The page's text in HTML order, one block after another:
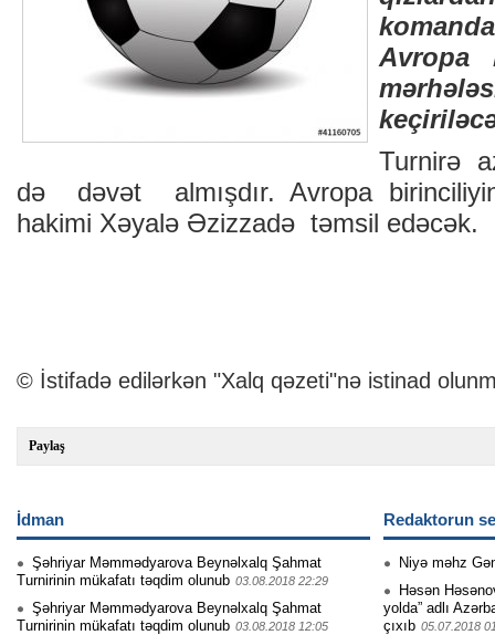
Avropa
Turnirə
də dəvət almışdır. Avropa
hakimi Xəyalə Əzizzadə təmsil edəcək.
© İstifadə edilərkən "Xalq qəzeti"nə istinad
Paylaş
İdman
Şəhriyar Məmmədyarova Beynəlxalq Şahmat
Turnirinin mükafatı təqdim olunub 03.08.2018 22:29
Şəhriyar Məmmədyarova Beynəlxalq Şahmat
Turnirinin mükafatı təqdim olunub 03.08.2018 12:05
Redaktorun
Niyə məhz
Həsən
yolda” adlı
çıxıb 05.07.2018